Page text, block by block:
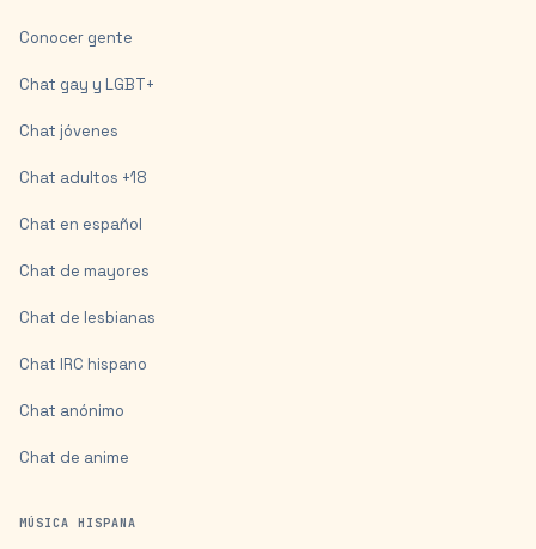
Conocer gente
Chat gay y LGBT+
Chat jóvenes
Chat adultos +18
Chat en español
Chat de mayores
Chat de lesbianas
Chat IRC hispano
Chat anónimo
Chat de anime
MÚSICA HISPANA